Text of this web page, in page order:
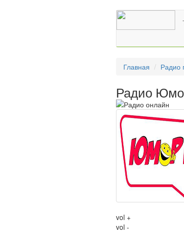
Главная Радио
Радио
vol +
vol -